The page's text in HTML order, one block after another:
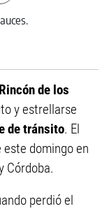
Rincón de los
y estrellarse
de tránsito. El
domingo en
Córdoba.
perdió el